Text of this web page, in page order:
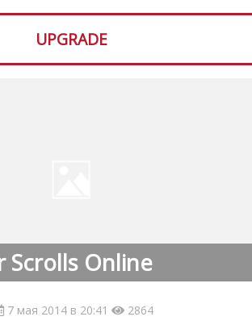
UPGRADE
Scrolls Online
7 мая 2014 в 20:41 2864